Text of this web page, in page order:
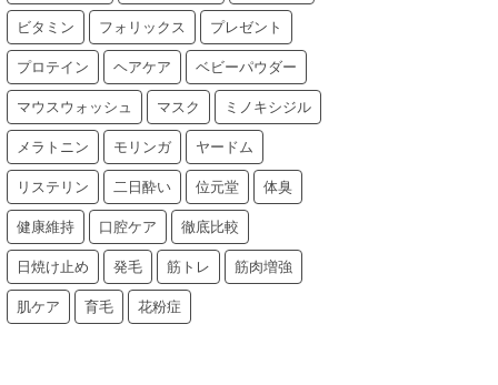
ビタミン フォリックス プレゼント
プロテイン ヘアケア ベビーパウダー
マウスウォッシュ マスク ミノキシジル
メラトニン モリンガ ヤードム
リステリン 二日酔い 位元堂 体臭
健康維持 口腔ケア 徹底比較
日焼け止め 発毛 筋トレ 筋肉増強
肌ケア 育毛 花粉症